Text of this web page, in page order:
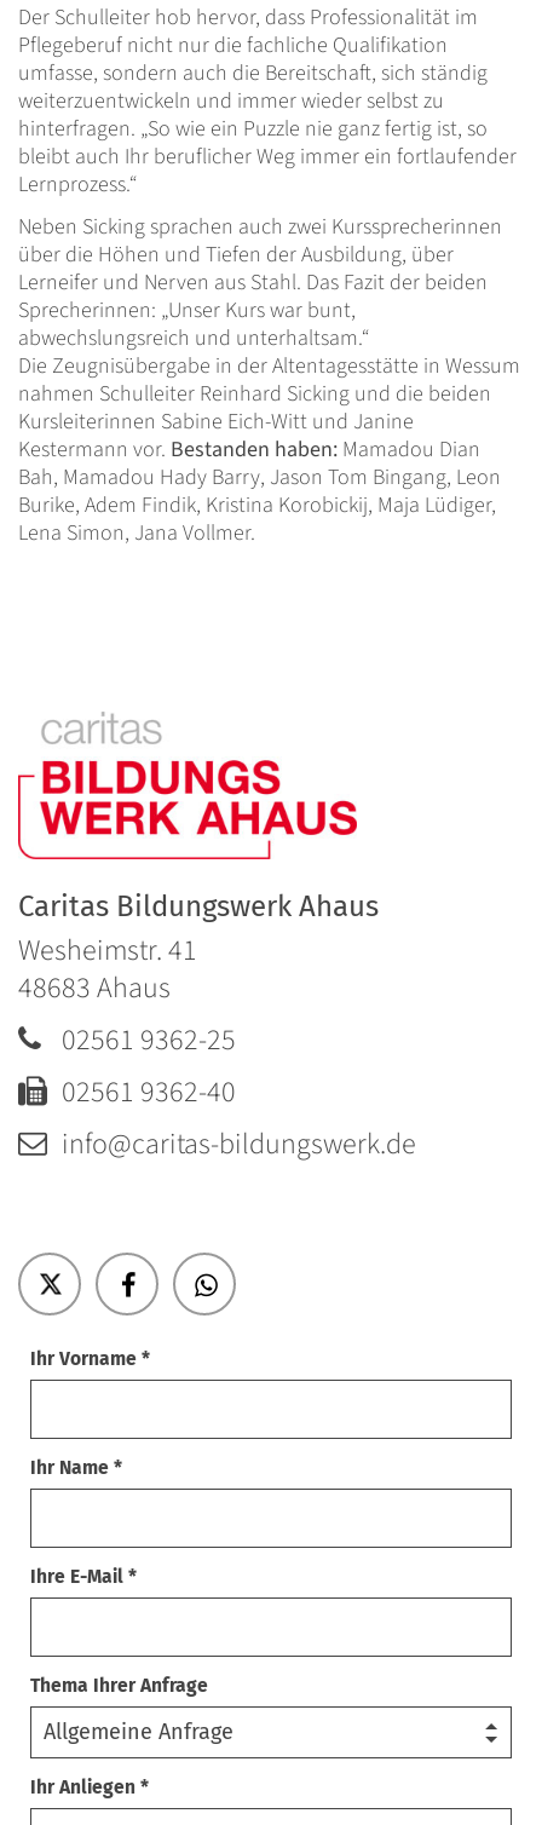
Der Schulleiter hob hervor, dass Professionalität im
Pflegeberuf nicht nur die fachliche Qualifikation
umfasse, sondern auch die Bereitschaft, sich ständig
weiterzuentwickeln und immer wieder selbst zu
hinterfragen. „So wie ein Puzzle nie ganz fertig ist, so
bleibt auch Ihr beruflicher Weg immer ein fortlaufender
Lernprozess.“
Neben Sicking sprachen auch zwei Kurssprecherinnen
über die Höhen und Tiefen der Ausbildung, über
Lerneifer und Nerven aus Stahl. Das Fazit der beiden
Sprecherinnen: „Unser Kurs war bunt,
abwechslungsreich und unterhaltsam.“
Die Zeugnisübergabe in der Altentagesstätte in Wessum
nahmen Schulleiter Reinhard Sicking und die beiden
Kursleiterinnen Sabine Eich-Witt und Janine
Kestermann vor. Bestanden haben: Mamadou Dian
Bah, Mamadou Hady Barry, Jason Tom Bingang, Leon
Burike, Adem Findik, Kristina Korobickij, Maja Lüdiger,
Lena Simon, Jana Vollmer.
Ihr Vorname *
Ihr Name *
Ihre E-Mail *
Thema Ihrer Anfrage
Ihr Anliegen *
Caritas Bildungswerk Ahaus
Wesheimstr. 41
48683Ahaus
02561 9362-25
02561 9362-40
info@caritas-bildungswerk.de